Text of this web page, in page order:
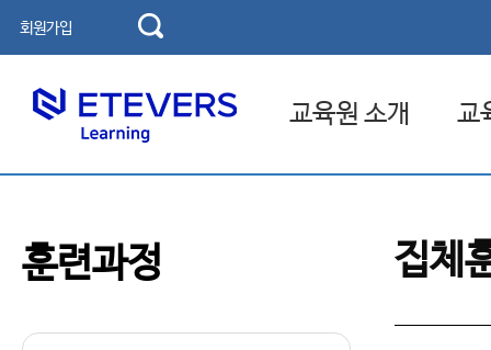
회원가입
교육원 소개 교
국민내
훈련과정 집체